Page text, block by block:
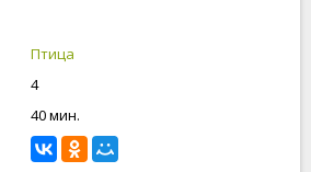
Птица
4
40 мин.